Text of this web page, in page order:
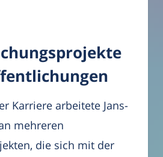
Karriere arbeitete Jans-
mehreren
die sich mit der